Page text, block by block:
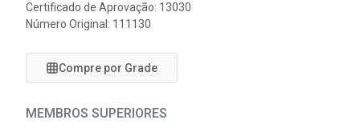
Certificado de Aprovação: 13030
Número Original: 111130
Compre por Grade
MEMBROS SUPERIORES